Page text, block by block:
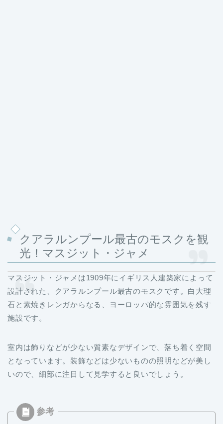
クアラルンプール最古のモスクを観
光！マスジット・ジャメ
マスジット・ジャメは1909年にイギリス人建築家によって
設計された、クアラルンプール最古のモスクです。白大理
石と素焼きレンガからなる、ヨーロッパ的な雰囲気を残す
施設です。
室内は飾りなどが少ない質素なデザインで、落ち着く空間
となっています。装飾などは少ないものの照明などが美し
いので、細部に注目して見学すると良いでしょう。